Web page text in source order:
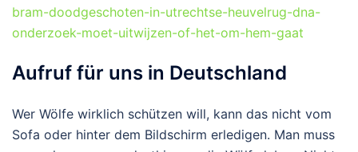
bram-doodgeschoten-in-utrechtse-heuvelrug-dna-
onderzoek-moet-uitwijzen-of-het-om-hem-gaat
Aufruf für uns in Deutschland
Wer Wölfe wirklich schützen will, kann das nicht vom
Sofa oder hinter dem Bildschirm erledigen. Man muss